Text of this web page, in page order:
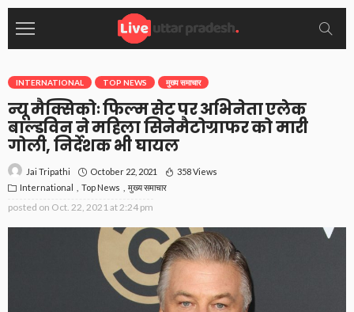
INTERNATIONAL TOP NEWS मुख्य समाचार
न्यू मैक्सिकोः फिल्म सेट पर अभिनेता एलेक
बाल्डविन ने महिला सिनेमैटोग्राफर को मारी
गोली, निर्देशक भी घायल
Jai Tripathi October 22, 2021
358 Views
International
Top News मुख्य समाचार
posted on Oct. 22, 2021 at 2:24 pm